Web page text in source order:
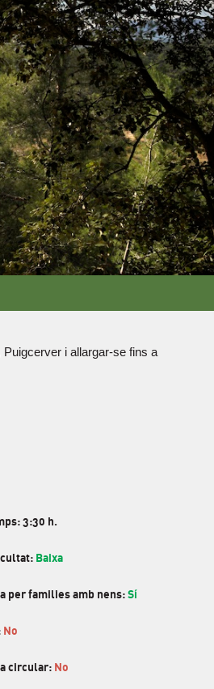
i allargar-se fins a
3:30 h.
Baixa
per families amb nens: Sí
No
circular: No